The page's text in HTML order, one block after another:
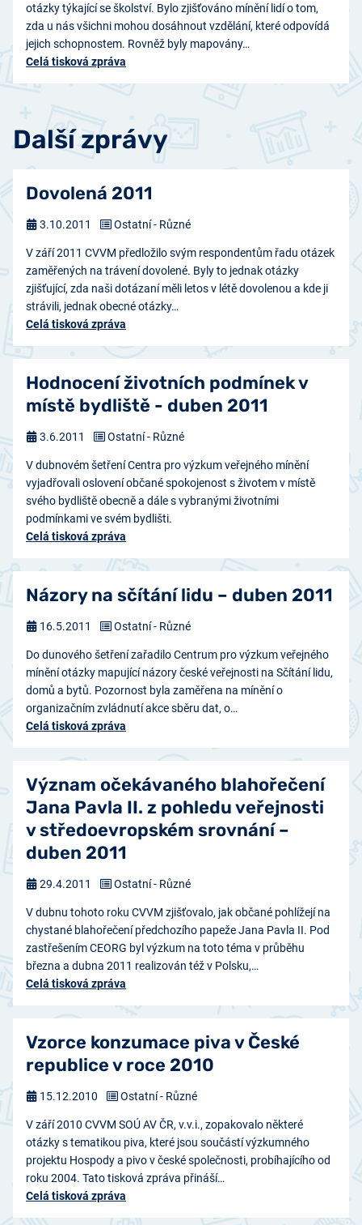
otázky týkající se školství. Bylo zjišťováno mínění lidí o tom,
zda u nás všichni mohou dosáhnout vzdělání, které odpovídá
jejich schopnostem. Rovněž byly mapovány…
Celá tisková zpráva
Další zprávy
Dovolená 2011
V září 2011 CVVM předložilo svým respondentům řadu otázek
zaměřených na trávení dovolené. Byly to jednak otázky
zjišťující, zda naši dotázaní měli letos v létě dovolenou a kde ji
strávili, jednak obecné otázky…
Celá tisková zpráva
3.10.2011 Ostatní - Různé
Hodnocení životních podmínek v
místě bydliště - duben 2011
V dubnovém šetření Centra pro výzkum veřejného mínění
vyjadřovali oslovení občané spokojenost s životem v místě
svého bydliště obecně a dále s vybranými životními
podmínkami ve svém bydlišti.
Celá tisková zpráva
3.6.2011 Ostatní - Různé
Názory na sčítání lidu – duben 2011
Do dunového šetření zařadilo Centrum pro výzkum veřejného
mínění otázky mapující názory české veřejnosti na Sčítání lidu,
domů a bytů. Pozornost byla zaměřena na mínění o
organizačním zvládnutí akce sběru dat, o…
Celá tisková zpráva
16.5.2011 Ostatní - Různé
Význam očekávaného blahořečení
Jana Pavla II. z pohledu veřejnosti
v středoevropském srovnání –
duben 2011
V dubnu tohoto roku CVVM zjišťovalo, jak občané pohlížejí na
chystané blahořečení předchozího papeže Jana Pavla II. Pod
zastřešením CEORG byl výzkum na toto téma v průběhu
března a dubna 2011 realizován též v Polsku,…
Celá tisková zpráva
29.4.2011 Ostatní - Různé
Vzorce konzumace piva v České
republice v roce 2010
V září 2010 CVVM SOÚ AV ČR, v.v.i., zopakovalo některé
otázky s tematikou piva, které jsou součástí výzkumného
projektu Hospody a pivo v české společnosti, probíhajícího od
roku 2004. Tato tisková zpráva přináší…
Celá tisková zpráva
15.12.2010 Ostatní - Různé